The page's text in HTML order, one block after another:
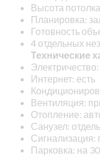
Высота
Планировка:
Готовность
4 отдельных
Технические
Интернет: есть
Вентиляция:
Отопление:
Санузел:
Сигнализация:
Парковка: на